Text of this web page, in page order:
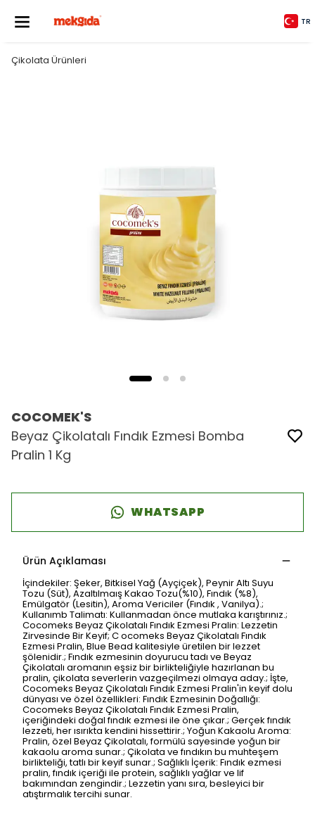
TR
Çikolata Ürünleri
COCOMEK'S
Beyaz Çikolatalı Fındık Ezmesi Bomba
Pralin 1 Kg
WHATSAPP
Ürün Açıklaması
İçindekiler: Şeker, Bitkisel Yağ (Ayçiçek), Peynir Altı Suyu
Tozu (Süt), Azaltılmaış Kakao Tozu(%10), Fındık (%8),
Emülgatör (Lesitin), Aroma Vericiler (Fındık , Vanilya).;
Kullanımb Talimatı: Kullanmadan önce mutlaka karıştırınız.;
Cocomeks Beyaz Çikolatalı Fındık Ezmesi Pralin: Lezzetin
Zirvesinde Bir Keyif; C ocomeks Beyaz Çikolatalı Fındık
Ezmesi Pralin, Blue Bead kalitesiyle üretilen bir lezzet
şölenidir.; Fındık ezmesinin doyurucu tadı ve Beyaz
Çikolatalı aromanın eşsiz bir birlikteliğiyle hazırlanan bu
pralin, çikolata severlerin vazgeçilmezi olmaya aday.; İşte,
Cocomeks Beyaz Çikolatalı Fındık Ezmesi Pralin'in keyif dolu
dünyası ve özel özellikleri: Fındık Ezmesinin Doğallığı:
Cocomeks Beyaz Çikolatalı Fındık Ezmesi Pralin,
içeriğindeki doğal fındık ezmesi ile öne çıkar.; Gerçek fındık
lezzeti, her ısırıkta kendini hissettirir.; Yoğun Kakaolu Aroma:
Pralin, özel Beyaz Çikolatalı, formülü sayesinde yoğun bir
kakaolu aroma sunar.; Çikolata ve fındıkın bu muhteşem
birlikteliği, tatlı bir keyif sunar.; Sağlıklı İçerik: Fındık ezmesi
pralin, fındık içeriği ile protein, sağlıklı yağlar ve lif
bakımından zengindir.; Lezzetin yanı sıra, besleyici bir
atıştırmalık tercihi sunar.